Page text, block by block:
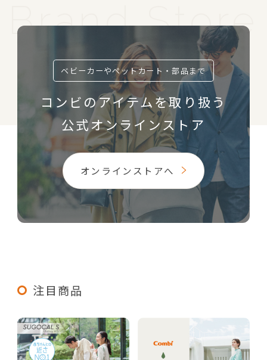
ベビーカーやペットカート・部品まで
コンビのアイテムを取り扱う
公式オンラインストア
オンラインストアへ
注目商品